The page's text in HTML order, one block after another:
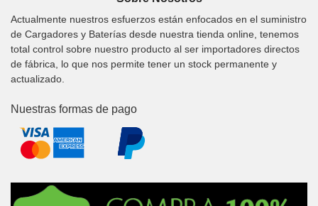
Actualmente nuestros esfuerzos están enfocados en el suministro
de Cargadores y Baterías desde nuestra tienda online, tenemos
total control sobre nuestro producto al ser importadores directos
de fábrica, lo que nos permite tener un stock permanente y
actualizado.
Nuestras formas de pago